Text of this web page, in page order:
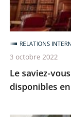
justice
disponibles
en
anglais
et
espagnol
Le saviez-
disponibles
RELATIONS
3 octobre 2022